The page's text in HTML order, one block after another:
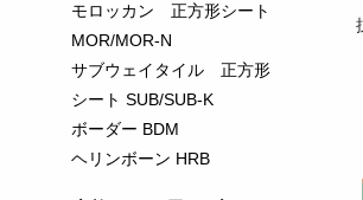
モロッカン 正方形シート
MOR/MOR-N
サブウェイタイル 正方形
シート SUB/SUB-K
ボーダー BDM
ヘリンボーン HRB